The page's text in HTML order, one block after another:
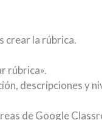
crear la rúbrica.
rúbrica».
descripciones y
de Google